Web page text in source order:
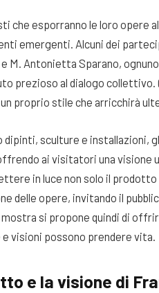
che esporranno le loro opere
emergenti. Alcuni dei
e M. Antonietta Sparano,
prezioso al dialogo
proprio stile che arricchirà
sculture e installazioni,
ai visitatori una visione
in luce non solo il
delle opere, invitando il
si propone quindi di
e visioni possono prendere vita.
e la visione di